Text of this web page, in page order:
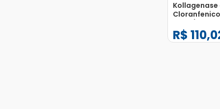
Kollagenase
Plástica
Uso
R$ 110,